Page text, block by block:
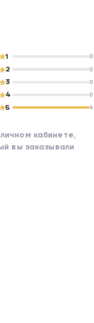
1 0
2 0
3 0
4 0
5 4
кабинете,
вы заказывали